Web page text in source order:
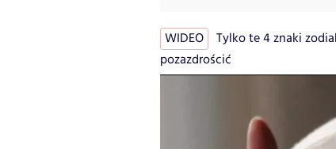
WIDEO
Tylko te 4 znaki
pozazdrościć